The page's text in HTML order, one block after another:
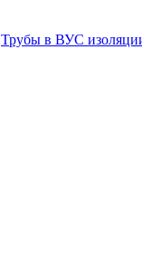
Трубы в ВУС